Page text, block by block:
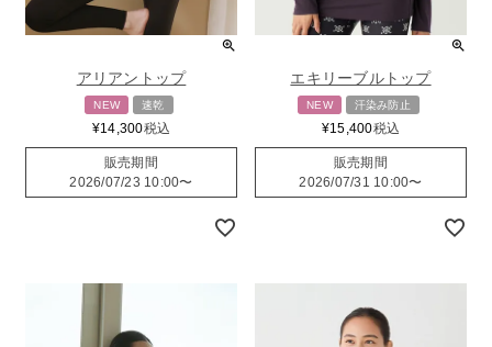
アリアントップ
NEW 速乾
¥14,300税込
販売期間
2026/07/23 10:00〜
エキリーブルトップ
NEW 汗染み防止
¥15,400税込
販売期間
2026/07/31 10:00〜